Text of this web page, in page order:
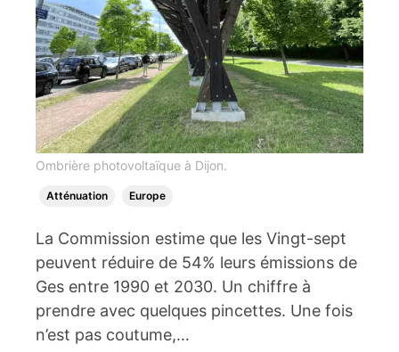
Ombrière photovoltaïque à Dijon.
Atténuation Europe
La Commission estime que les Vingt-sept
peuvent réduire de 54% leurs émissions de
Ges entre 1990 et 2030. Un chiffre à
prendre avec quelques pincettes. Une fois
n’est pas coutume,…